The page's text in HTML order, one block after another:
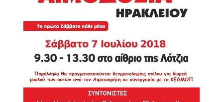
ΤΟΠΟΣ
ΑΝΘΕΚΤΙΚΗ